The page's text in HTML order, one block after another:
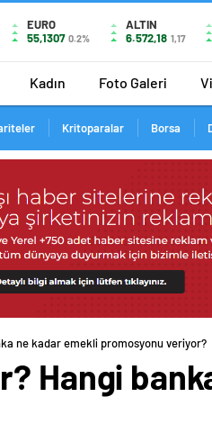
EURO
55,1307 0.2%
ALTIN
6.572,18 1,17
Kadın Foto Galeri
Kritoparalar Borsa
ne kadar emekli promosyonu veriyor?
Hangi